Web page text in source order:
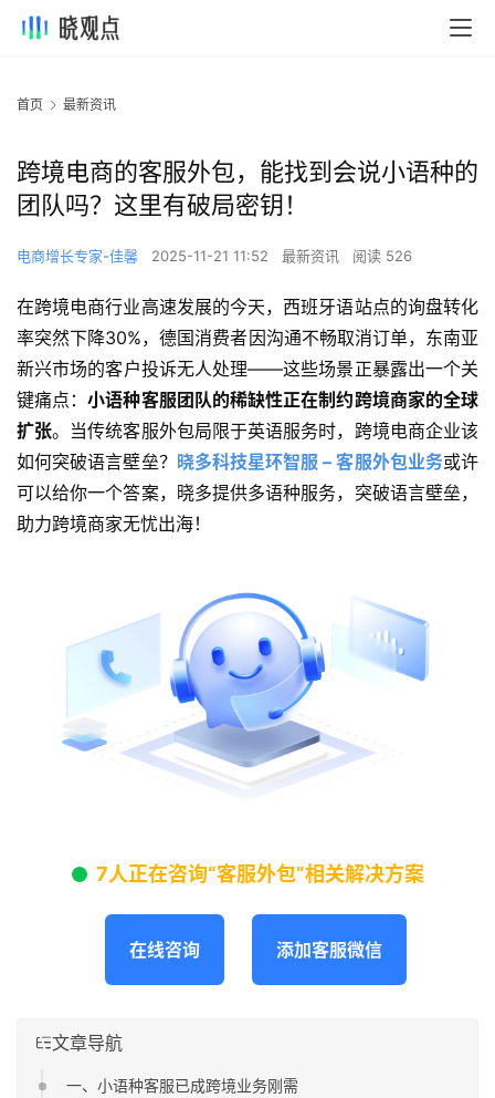
首页 最新资讯
跨境电商的客服外包，能找到会说小语种的
团队吗？这里有破局密钥！
电商增长专家-佳馨 2025-11-21 11:52 最新资讯 阅读 526
在跨境电商行业高速发展的今天，西班牙语站点的询盘转化
率突然下降30%，德国消费者因沟通不畅取消订单，东南亚
新兴市场的客户投诉无人处理——这些场景正暴露出一个关
键痛点：小语种客服团队的稀缺性正在制约跨境商家的全球
扩张。当传统客服外包局限于英语服务时，跨境电商企业该
如何突破语言壁垒？ 晓多科技星环智服 – 客服外包业务或许
可以给你一个答案，晓多提供多语种服务，突破语言壁垒，
助力跨境商家无忧出海！
7人正在咨询“客服外包”相关解决方案
在线咨询 添加客服微信
文章导航
一、小语种客服已成跨境业务刚需